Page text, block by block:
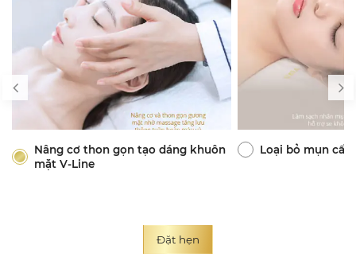
Nâng cơ thon gọn tạo dáng khuôn
mặt V-Line
Loại bỏ mụn cấp
Đặt hẹn